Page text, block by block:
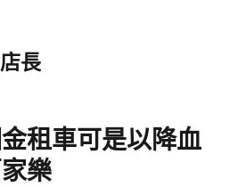
長
租車可是以降血
樂